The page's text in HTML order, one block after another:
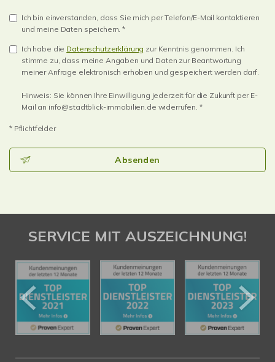
Ich bin einverstanden, dass Sie mich per Telefon/E-Mail kontaktieren
und meine Daten speichern. *
Ich habe die Datenschutzerklärung zur Kenntnis genommen. Ich
stimme zu, dass meine Angaben und Daten zur Beantwortung
meiner Anfrage elektronisch erhoben und gespeichert werden darf.
Hinweis: Sie können Ihre Einwilligung jederzeit für die Zukunft per E-
Mail an info@stadtblick-immobilien.de widerrufen. *
* Pflichtfelder
Absenden
SERVICE MIT AUSZEICHNUNG!